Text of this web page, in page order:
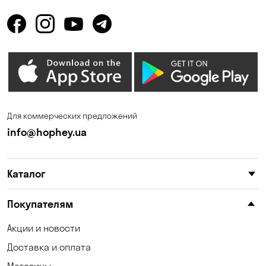
Горишние Плавни
Елизаветовка Зазимье
Калиновка
Киев
Княжичи
Котовка
Для коммерческих предложений
info@hophey.ua
Каталог
Покупателям
Акции и новости
Доставка и оплата